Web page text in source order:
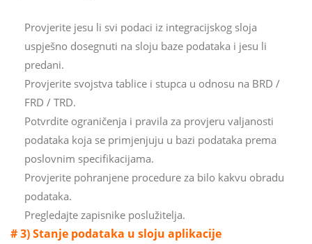
Provjerite jesu li svi podaci iz integracijskog sloja
uspješno dosegnuti na sloju baze podataka i jesu li
predani.
Provjerite svojstva tablice i stupca u odnosu na BRD /
FRD / TRD.
Potvrdite ograničenja i pravila za provjeru valjanosti
podataka koja se primjenjuju u bazi podataka prema
poslovnim specifikacijama.
Provjerite pohranjene procedure za bilo kakvu obradu
podataka.
Pregledajte zapisnike poslužitelja.
# 3) Stanje podataka u sloju aplikacije